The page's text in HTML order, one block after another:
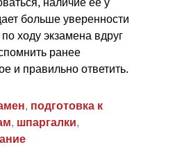
наличие ее у
больше уверенности
ходу экзамена вдруг
ранее
и правильно ответить.
, подготовка к
, шпаргалки,